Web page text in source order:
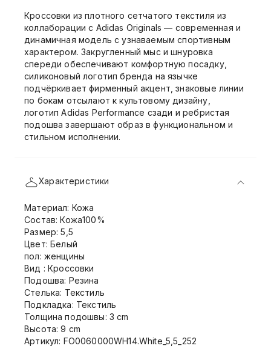
Кроссовки из плотного сетчатого текстиля из
коллаборации с Adidas Originals — современная и
динамичная модель с узнаваемым спортивным
характером. Закругленный мыс и шнуровка
спереди обеспечивают комфортную посадку,
силиконовый логотип бренда на язычке
подчёркивает фирменный акцент, знаковые линии
по бокам отсылают к культовому дизайну,
логотип Adidas Performance сзади и ребристая
подошва завершают образ в функциональном и
стильном исполнении.
Характеристики
Материал: Кожа
Состав: Кожа100%
Размер: 5,5
Цвет: Белый
пол: женщины
Вид : Кроссовки
Подошва: Резина
Стелька: Текстиль
Подкладка: Текстиль
Толщина подошвы: 3 cm
Высота: 9 cm
Артикул: FO0060000WH14.White_5,5_252